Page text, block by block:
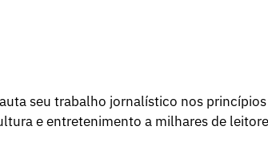
seu trabalho jornalístico nos princípios
e entretenimento a milhares de